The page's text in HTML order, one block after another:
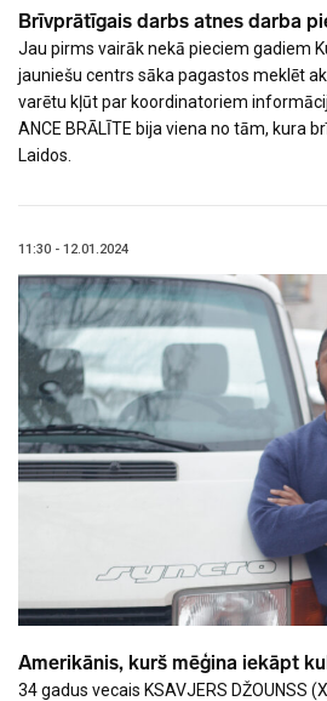
Brīvprātīgais darbs atnes darba
Jau pirms vairāk nekā pieciem gadiem
jauniešu centrs sāka pagastos meklēt
varētu kļūt par koordinatoriem
ANCE BRĀLĪTE bija viena no tām, kura
Laidos.
Amerikānis, kurš mēģina iekāpt
34 gadus vecais KSAVJERS DŽOUNSS
11:30 - 12.01.2024